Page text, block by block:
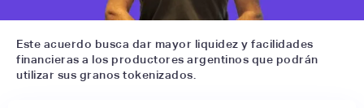
Este acuerdo busca dar mayor liquidez y facilidades
financieras a los productores argentinos que podrán
utilizar sus granos tokenizados.